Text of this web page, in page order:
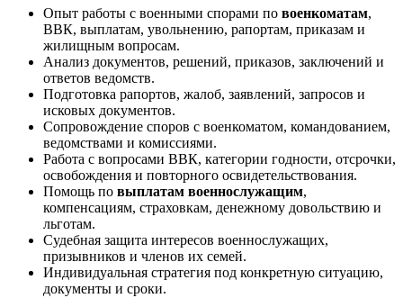
Опыт работы с военными спорами по военкоматам,
ВВК, выплатам, увольнению, рапортам, приказам и
жилищным вопросам.
Анализ документов, решений, приказов, заключений и
ответов ведомств.
Подготовка рапортов, жалоб, заявлений, запросов и
исковых документов.
Сопровождение споров с военкоматом, командованием,
ведомствами и комиссиями.
Работа с вопросами ВВК, категории годности, отсрочки,
освобождения и повторного освидетельствования.
Помощь по выплатам военнослужащим,
компенсациям, страховкам, денежному довольствию и
льготам.
Судебная защита интересов военнослужащих,
призывников и членов их семей.
Индивидуальная стратегия под конкретную ситуацию,
документы и сроки.